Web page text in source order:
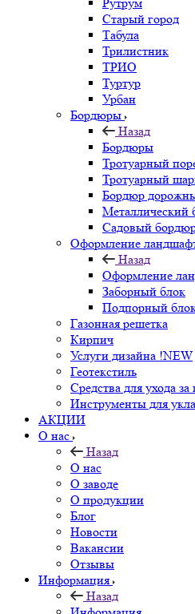
Старый город
Табула
Трилистник
ТРИО
Туртур
Урбан
Бордюры
Назад
Бордюры
Тротуарный
Тротуарный
Бордюр
Металлический
Садовый
Оформление
Назад
Оформление
Заборный блок
Подпорный
Газонная решетка
Кирпич
Услуги дизайна !NEW
Геотекстиль
Средства для ухода за
Инструменты для
АКЦИИ
О нас
Назад
О нас
О заводе
О продукции
Блог
Новости
Вакансии
Отзывы
Информация
Назад